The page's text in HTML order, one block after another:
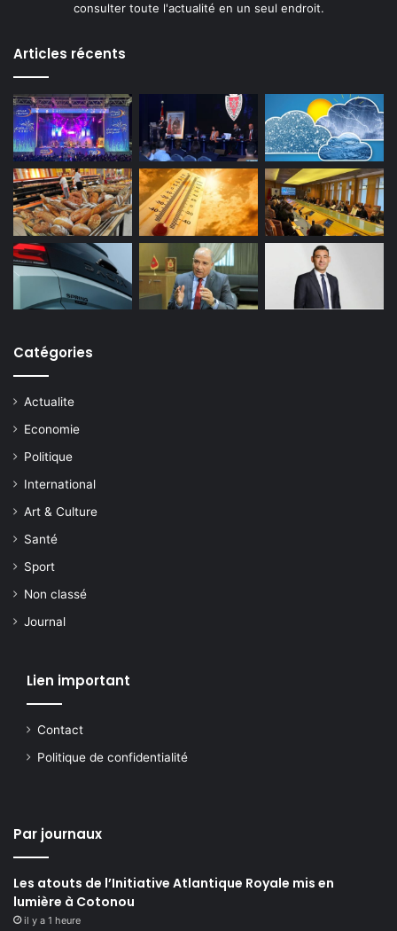
consulter toute l'actualité en un seul endroit.
Articles récents
Catégories
Actualite
Economie
Politique
International
Art & Culture
Santé
Sport
Non classé
Journal
Lien important
Contact
Politique de confidentialité
Par journaux
Les atouts de l’Initiative Atlantique Royale mis en
lumière à Cotonou
il y a 1 heure